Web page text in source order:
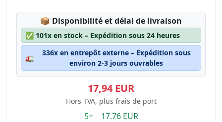
📦 Lagerstatus:
Disponibilité et délai de livraison
✅ 101x en stock – Expédition sous 24 heures
🚛
336x en entrepôt externe – Expédition sous
environ 2-3 jours ouvrables
17,94 EUR
Hors TVA, plus frais de port
5+ 17.76 EUR